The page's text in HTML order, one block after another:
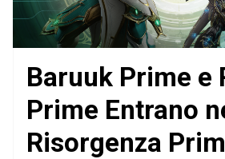
Baruuk Prime e
Prime Entrano
Risorgenza